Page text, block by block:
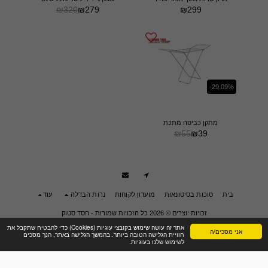
אני מסכים/ה
אתר זה עושה שימוש בקובצי עוגיות (Cookies) כדי להבטיח שתקבל את
חוויית הגלישה הטובה ביותר. בהמשך הגלישה באתר, הנך מסכים
לשימוש שלנו בעוגיות.
₪299
₪320₪279
-29.09%
מתקן כביסה מתכת
₪55₪39
בית סוכות בסיטונאות מועדון לקוחות נרות הבדלה עוד
זכויות יוצרים © 2026 כל הזכויות שמורות -
חסד סטוק
תנאי שימוש|פרטיות |הצהרת נגישות